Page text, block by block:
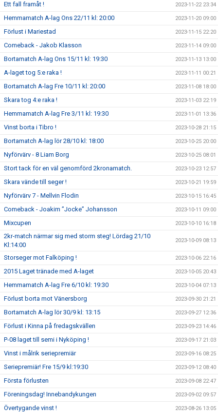
Ett fall framåt ! 2023-11-22 23:34
Hemmamatch A-lag Ons 22/11 kl: 20:00 2023-11-20 09:00
Förlust i Mariestad 2023-11-15 22:20
Comeback - Jakob Klasson 2023-11-14 09:00
Bortamatch A-lag Ons 15/11 kl: 19:30 2023-11-13 13:00
A-laget tog 5:e raka ! 2023-11-11 00:21
Bortamatch A-lag Fre 10/11 kl: 20:00 2023-11-08 18:00
Skara tog 4:e raka ! 2023-11-03 22:19
Hemmamatch A-lag Fre 3/11 kl: 19:30 2023-11-01 13:36
Vinst borta i Tibro ! 2023-10-28 21:15
Bortamatch A-lag lör 28/10 kl: 18:00 2023-10-25 20:00
Nyförvärv - 8 Liam Borg 2023-10-25 08:01
Stort tack för en väl genomförd 2kronamatch. 2023-10-23 12:57
Skara vände till seger ! 2023-10-21 19:59
Nyförvärv 7 - Mellvin Flodin 2023-10-15 16:45
Comeback - Joakim ”Jocke” Johansson 2023-10-11 09:00
Mixcupen 2023-10-10 16:18
2kr-match närmar sig med storm steg! Lördag 21/10
Kl:14:00
2023-10-09 08:13
Storseger mot Falköping ! 2023-10-06 22:16
2015 Laget tränade med A-laget 2023-10-05 20:43
Hemmamatch A-lag Fre 6/10 kl: 19:30 2023-10-04 07:13
Förlust borta mot Vänersborg 2023-09-30 21:21
Bortamatch A-lag lör 30/9 kl: 13:15 2023-09-27 12:36
Förlust i Kinna på fredagskvällen 2023-09-23 14:46
P-08 laget till semi i Nyköping ! 2023-09-17 21:03
Vinst i målrik seriepremiär 2023-09-16 08:25
Seriepremiär! Fre 15/9 kl:19:30 2023-09-12 08:40
Första förlusten 2023-09-08 22:47
Föreningsdag! Innebandykungen 2023-09-02 09:57
Övertygande vinst ! 2023-08-26 13:05